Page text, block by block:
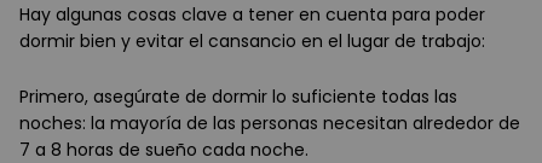
Hay algunas cosas clave a tener en cuenta para poder
dormir bien y evitar el cansancio en el lugar de trabajo:
Primero, asegúrate de dormir lo suficiente todas las
noches: la mayoría de las personas necesitan alrededor de
7 a 8 horas de sueño cada noche.